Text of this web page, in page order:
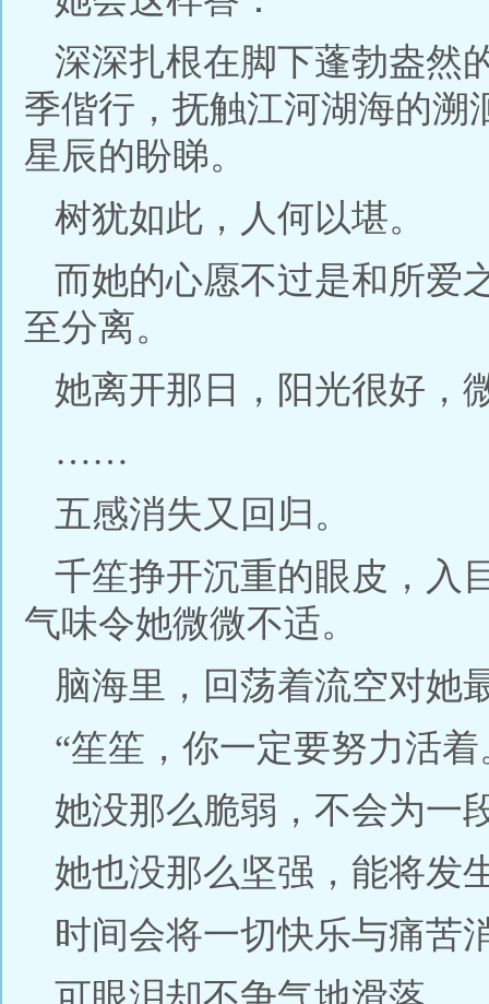
深深扎根在脚下蓬勃盎然
季偕行，抚触江河湖海的溯
星辰的盼睇。
树犹如此，人何以堪。
而她的心愿不过是和所爱
至分离。
她离开那日，阳光很好，
……
五感消失又回归。
千笙挣开沉重的眼皮，入
气味令她微微不适。
脑海里，回荡着流空对她
“笙笙，你一定要努力活着
她没那么脆弱，不会为一
她也没那么坚强，能将发
时间会将一切快乐与痛苦